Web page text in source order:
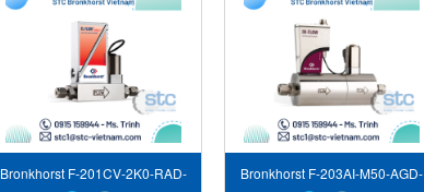
Bronkhorst F-201CV-2K0-RAD-
Bronkhorst F-203AI-M50-AGD-